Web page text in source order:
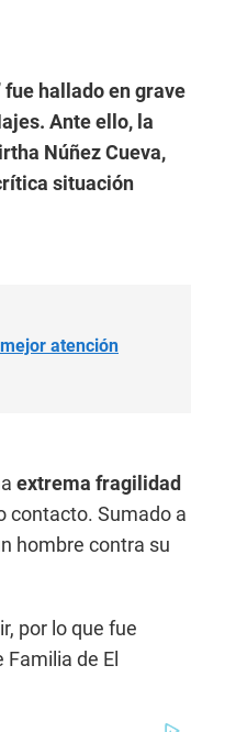
fue hallado en grave
Ante ello, la
Núñez Cueva,
situación
atención
extrema fragilidad
contacto. Sumado a
hombre contra su
por lo que fue
de El